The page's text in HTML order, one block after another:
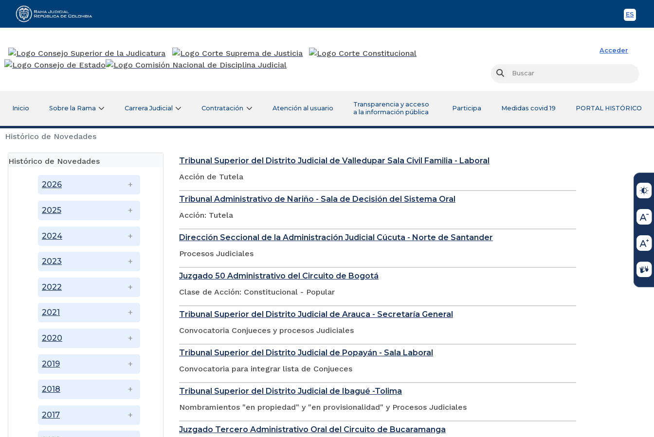
ES
Rama Judicial
Acceder
Buscar
Inicio Sobre la Rama Carrera Judicial Contratación Atención al usuario
Transparencia y acceso
a la información pública
Participa Medidas covid 19 PORTAL HISTÓRICO
Histórico de Novedades
Histórico de Novedades
2017
2018
2019
2020
2021
2022
2023
2024
2025
2026
Tribunal Superior del Distrito Judicial de Valledupar Sala Civil Familia - Laboral
Acción de Tutela
Tribunal Administrativo de Nariño - Sala de Decisión del Sistema Oral
Acción: Tutela
Dirección Seccional de la Administración Judicial Cúcuta - Norte de Santander
Procesos Judiciales
Juzgado 50 Administrativo del Circuito de Bogotá
Clase de Acción: Constitucional - Popular
Tribunal Superior del Distrito Judicial de Arauca - Secretaría General
Convocatoria Conjueces y procesos Judiciales
Tribunal Superior del Distrito Judicial de Popayán - Sala Laboral
Convocatoria para integrar lista de Conjueces
Tribunal Superior del Distrito Judicial de Ibagué -Tolima
Nombramientos "en propiedad" y "en provisionalidad" y Procesos Judiciales
Juzgado Tercero Administrativo Oral del Circuito de Bucaramanga